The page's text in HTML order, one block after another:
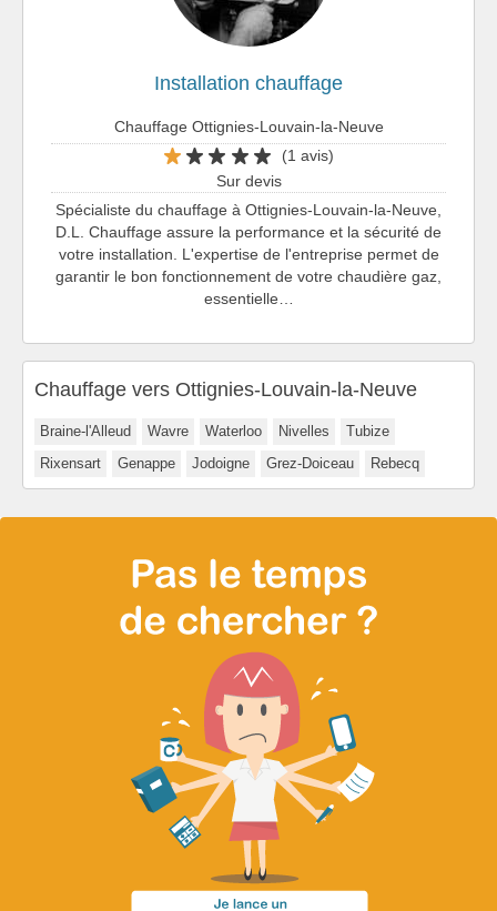
Installation chauffage
Chauffage Ottignies-Louvain-la-Neuve
(1 avis)
Sur devis
Spécialiste du chauffage à Ottignies-Louvain-la-Neuve,
D.L. Chauffage assure la performance et la sécurité de
votre installation. L'expertise de l'entreprise permet de
garantir le bon fonctionnement de votre chaudière gaz,
essentielle…
Chauffage vers Ottignies-Louvain-la-Neuve
Braine-l'Alleud Wavre Waterloo Nivelles
Tubize
Rixensart
Genappe Jodoigne Grez-Doiceau Rebecq